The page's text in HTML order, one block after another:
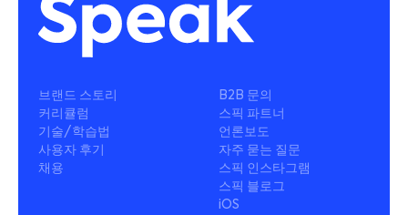
브랜드 스토리
커리큘럼
기술/학습법
사용자 후기
채용
B2B 문의
스픽 파트너
언론보도
자주 묻는 질문
스픽 인스타그램
스픽 블로그
iOS